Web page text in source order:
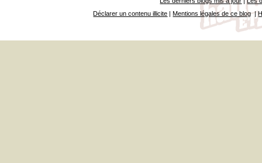
Déclarer un contenu illicite |Mentions légales de ce blog|